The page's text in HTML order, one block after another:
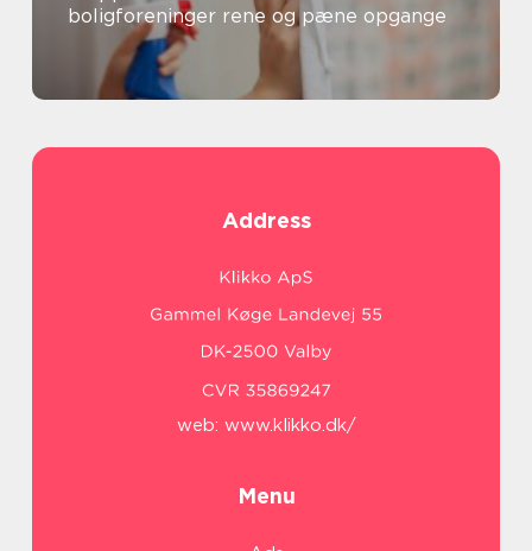
boligforeninger rene og pæne opgange
Address
web: www.klikko.dk/
Menu